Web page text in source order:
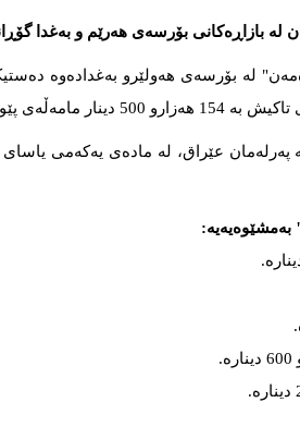
لە بازاڕەکانی بۆرسەی هەرێم و بەغدا